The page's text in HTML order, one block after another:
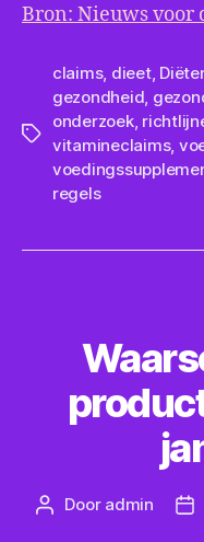
Bron: Nieuws voor
Tags
claims, dieet,
gezondheid
onderzoek,
vitamineclaims,
regels
Berichtauteur
Door admin